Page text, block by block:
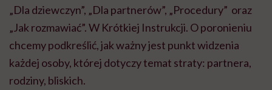
„Dla dziewczyn”, „Dla partnerów”, „Procedury” oraz
„Jak rozmawiać”. W Krótkiej Instrukcji. O poronieniu
chcemy podkreślić, jak ważny jest punkt widzenia
każdej osoby, której dotyczy temat straty: partnera,
rodziny, bliskich.